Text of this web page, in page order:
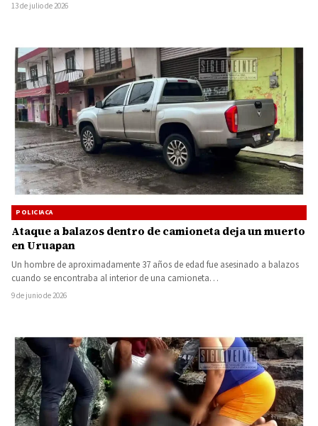
13 de julio de 2026
POLICIACA
Ataque a balazos dentro de camioneta deja un muerto
en Uruapan
Un hombre de aproximadamente 37 años de edad fue asesinado a balazos
cuando se encontraba al interior de una camioneta…
9 de junio de 2026